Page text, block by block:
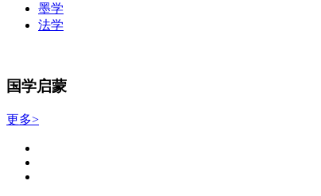
墨学
法学
国学启蒙
更多>